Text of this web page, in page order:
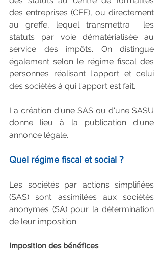
des entreprises (CFE), ou directement
au greffe, lequel transmettra  les
statuts par voie dématérialisée au
service des impôts. On distingue
également selon le régime fiscal des
personnes réalisant l'apport et celui
des sociétés à qui l'apport est fait.
La création d'une SAS ou d'une SASU
donne lieu à la publication d'une
annonce légale.
Quel régime fiscal et social ?
Les sociétés par actions simplifiées
(SAS) sont assimilées aux sociétés
anonymes (SA) pour la détermination
de leur imposition.
Imposition des bénéfices